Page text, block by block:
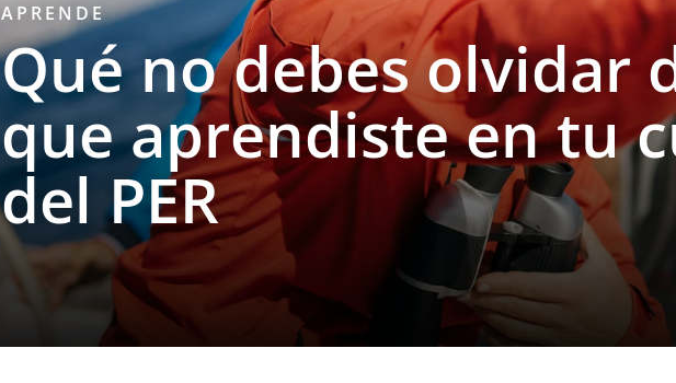
APRENDE
Qué no debes olvidar
que aprendiste en tu
del PER